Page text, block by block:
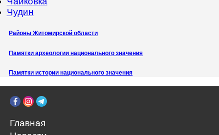
Чудин
Районы Житомирской области
Памятки археологии национального значения
Памятки истории национального значения
Главная